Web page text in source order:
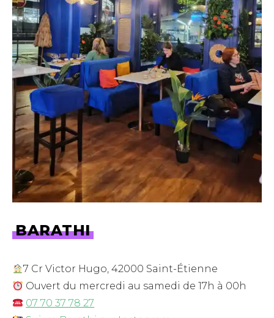
BARATHI
7 Cr Victor Hugo, 42000 Saint-Étienne
Ouvert du mercredi au samedi de 17h à 00h
07 70 37 78 27